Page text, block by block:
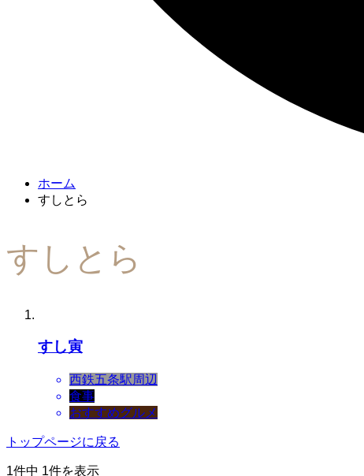
ホーム
すしとら
すしとら
すし寅
西鉄五条駅周辺
食事
おすすめグルメ
トップページに戻る
1件中 1件を表示